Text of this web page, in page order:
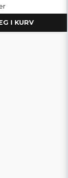
I KURV